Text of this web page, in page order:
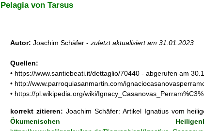
Pelagia von Tarsus
Autor: Joachim Schäfer - zuletzt aktualisiert am 31.01.2023
Quellen:
• https://www.santiebeati.it/dettaglio/70440 - abgerufen am
• http://www.parroquiasanmartin.com/
• https://pl.wikipedia.org/wiki/
korrekt zitieren: Joachim Schäfer: Artikel Ignatius vom
Ökumenischen